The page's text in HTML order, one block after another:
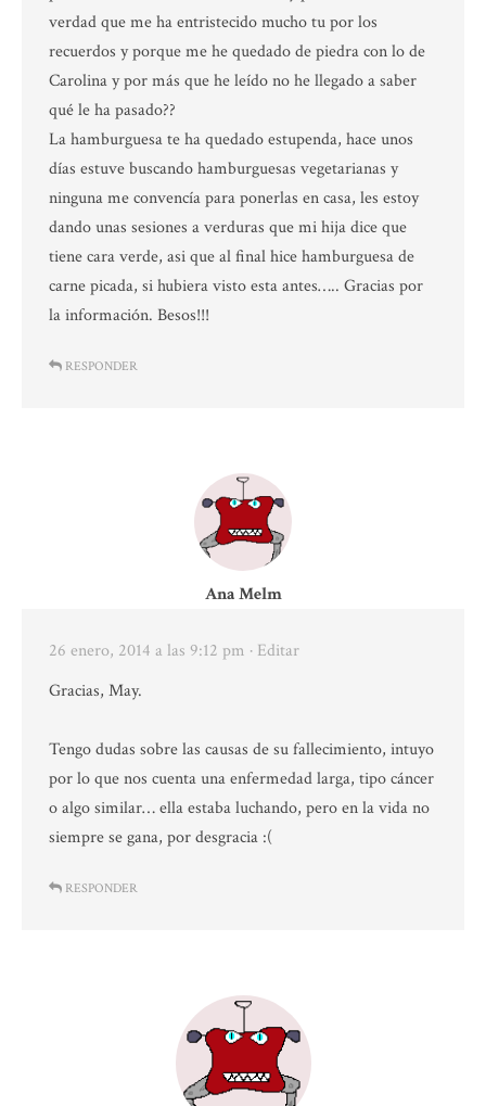
verdad que me ha entristecido mucho tu por los
recuerdos y porque me he quedado de piedra con lo de
Carolina y por más que he leído no he llegado a saber
qué le ha pasado??
La hamburguesa te ha quedado estupenda, hace unos
días estuve buscando hamburguesas vegetarianas y
ninguna me convencía para ponerlas en casa, les estoy
dando unas sesiones a verduras que mi hija dice que
tiene cara verde, asi que al final hice hamburguesa de
carne picada, si hubiera visto esta antes….. Gracias por
la información. Besos!!!
RESPONDER
Ana Melm
26 enero, 2014 a las 9:12 pm · Editar
Gracias, May.
Tengo dudas sobre las causas de su fallecimiento, intuyo
por lo que nos cuenta una enfermedad larga, tipo cáncer
o algo similar… ella estaba luchando, pero en la vida no
siempre se gana, por desgracia :(
RESPONDER